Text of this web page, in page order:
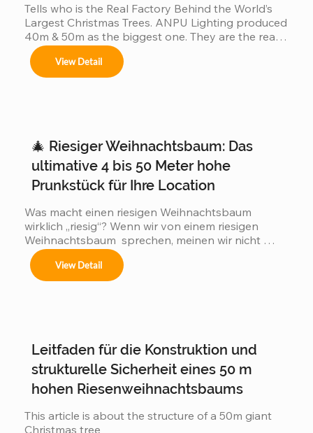
Tells who is the Real Factory Behind the World’s
Largest Christmas Trees. ANPU Lighting produced
40m & 50m as the biggest one. They are the real
China factory for Giant Christmas Tree.
View Detail
🎄 Riesiger Weihnachtsbaum: Das
ultimative 4 bis 50 Meter hohe
Prunkstück für Ihre Location
Was macht einen riesigen Weihnachtsbaum
wirklich „riesig“? Wenn wir von einem riesigen
Weihnachtsbaum  sprechen, meinen wir nicht
einfach einen 3 oder 5 Meter hohen Baum, wie
man ihn in jedem Einkaufszentrum findet. Wir
meinen gewaltige Konstruktionen  von 4 bis hin zu
Weihnachtsbaum  ist so hoch wie ein 15-
stöckiges...
View Detail
Leitfaden für die Konstruktion und
strukturelle Sicherheit eines 50 m
hohen Riesenweihnachtsbaums
This article is about the structure of a 50m giant
Christmas tree